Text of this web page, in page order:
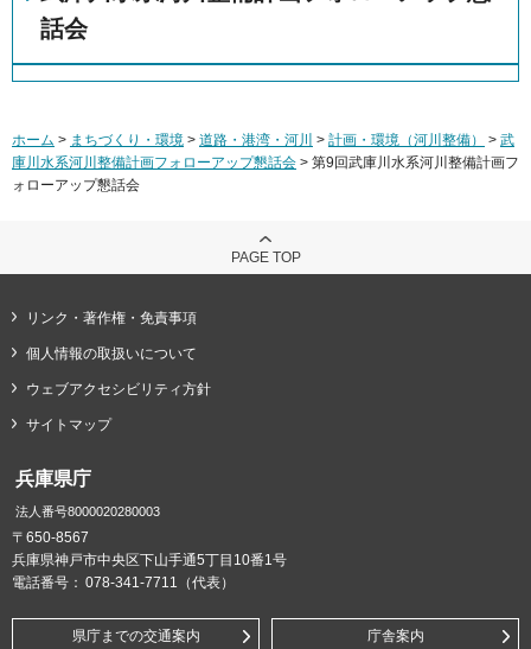
話会
ホーム > まちづくり・環境 > 道路・港湾・河川 > 計画・環境（河川整備） > 武
庫川水系河川整備計画フォローアップ懇話会 > 第9回武庫川水系河川整備計画フ
ォローアップ懇話会
PAGE TOP
リンク・著作権・免責事項
個人情報の取扱いについて
ウェブアクセシビリティ方針
サイトマップ
兵庫県庁
法人番号8000020280003
〒650-8567
兵庫県神戸市中央区下山手通5丁目10番1号
電話番号： 078-341-7711（代表）
県庁までの交通案内 庁舎案内